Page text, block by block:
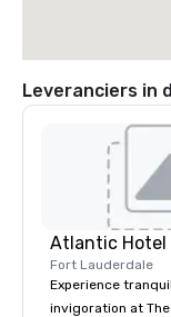
Leveranciers in
Atlantic Hotel
Fort Lauderdale
Experience
invigoration at